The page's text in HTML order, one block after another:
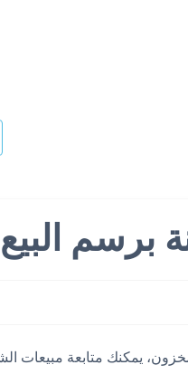
برسم
يمكنك متابعة مبيعات